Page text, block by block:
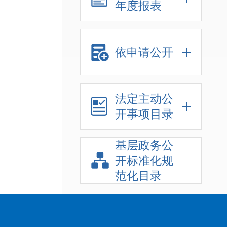
年度报表
依申请公开
法定主动公
开事项目录
基层政务公
开标准化规
范化目录